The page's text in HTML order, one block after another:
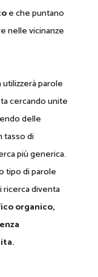
e che puntano
nelle vicinanze
parole
cercando unite
delle
tasso di
più generica.
tipo di parole
ricerca diventa
organico,